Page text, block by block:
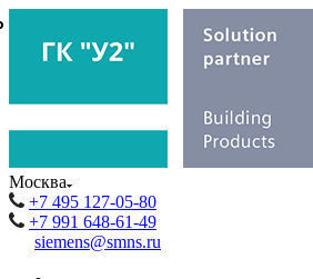
Москва
+7 495 127-05-80
+7 991 648-61-49
siemens@smns.ru